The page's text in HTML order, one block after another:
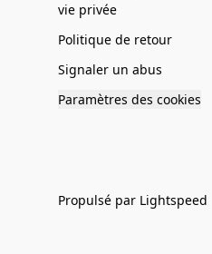
vie privée
Politique de retour
Signaler un abus
Paramètres des cookies
Propulsé par Lightspeed